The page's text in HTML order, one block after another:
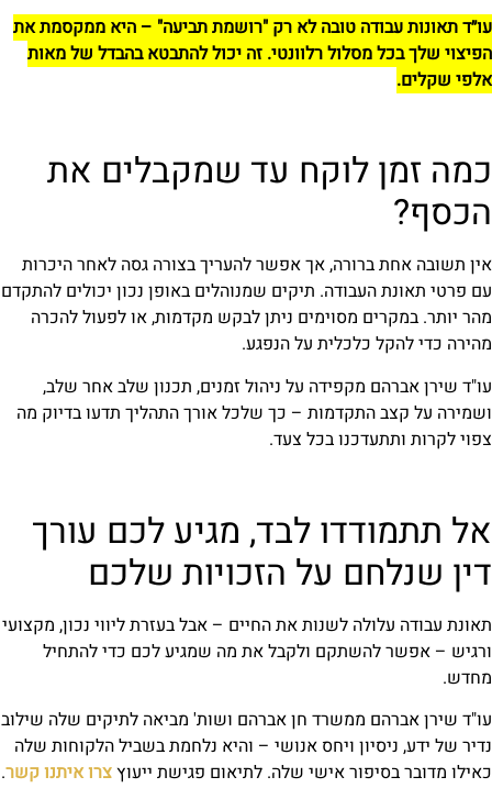
עו״ד תאונות עבודה טובה לא רק "רושמת תביעה" – היא ממקסמת את
הפיצוי שלך בכל מסלול רלוונטי. זה יכול להתבטא בהבדל של מאות
אלפי שקלים.
כמה זמן לוקח עד שמקבלים את
הכסף?
אין תשובה אחת ברורה, אך אפשר להעריך בצורה גסה לאחר היכרות
עם פרטי תאונת העבודה. תיקים שמנוהלים באופן נכון יכולים להתקדם
מהר יותר. במקרים מסוימים ניתן לבקש מקדמות, או לפעול להכרה
מהירה כדי להקל כלכלית על הנפגע.
עו"ד שירן אברהם מקפידה על ניהול זמנים, תכנון שלב אחר שלב,
ושמירה על קצב התקדמות – כך שלכל אורך התהליך תדעו בדיוק מה
צפוי לקרות ותתעדכנו בכל צעד.
אל תתמודדו לבד, מגיע לכם עורך
דין שנלחם על הזכויות שלכם
תאונת עבודה עלולה לשנות את החיים – אבל בעזרת ליווי נכון, מקצועי
ורגיש – אפשר להשתקם ולקבל את מה שמגיע לכם כדי להתחיל
מחדש.
עו"ד שירן אברהם ממשרד חן אברהם ושות' מביאה לתיקים שלה שילוב
נדיר של ידע, ניסיון ויחס אנושי – והיא נלחמת בשביל הלקוחות שלה
כאילו מדובר בסיפור אישי שלה. לתיאום פגישת ייעוץצרו איתנו קשר.